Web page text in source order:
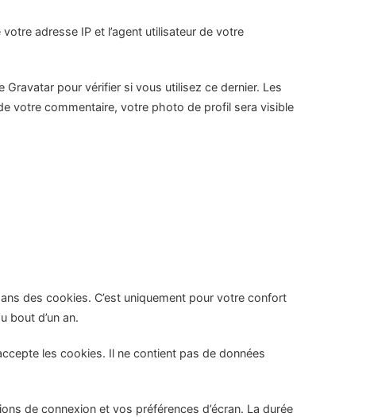
adresse IP et l’agent utilisateur de votre
pour vérifier si vous utilisez ce dernier. Les
votre commentaire, votre photo de profil sera visible
des cookies. C’est uniquement pour votre confort
bout d’un an.
les cookies. Il ne contient pas de données
de connexion et vos préférences d’écran. La durée